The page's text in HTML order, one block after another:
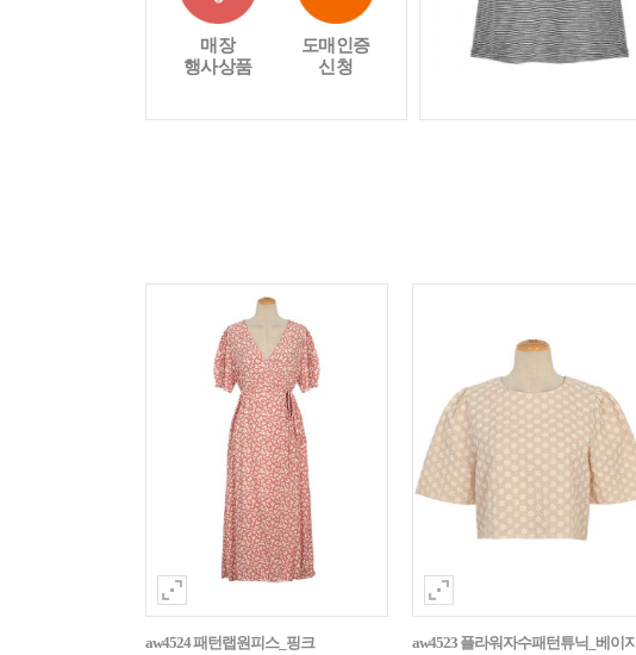
매장
행사상품
도매인증
신청
aw4524 패턴랩원피스_핑크 aw4523 플라워자수패턴튜닉_베이지